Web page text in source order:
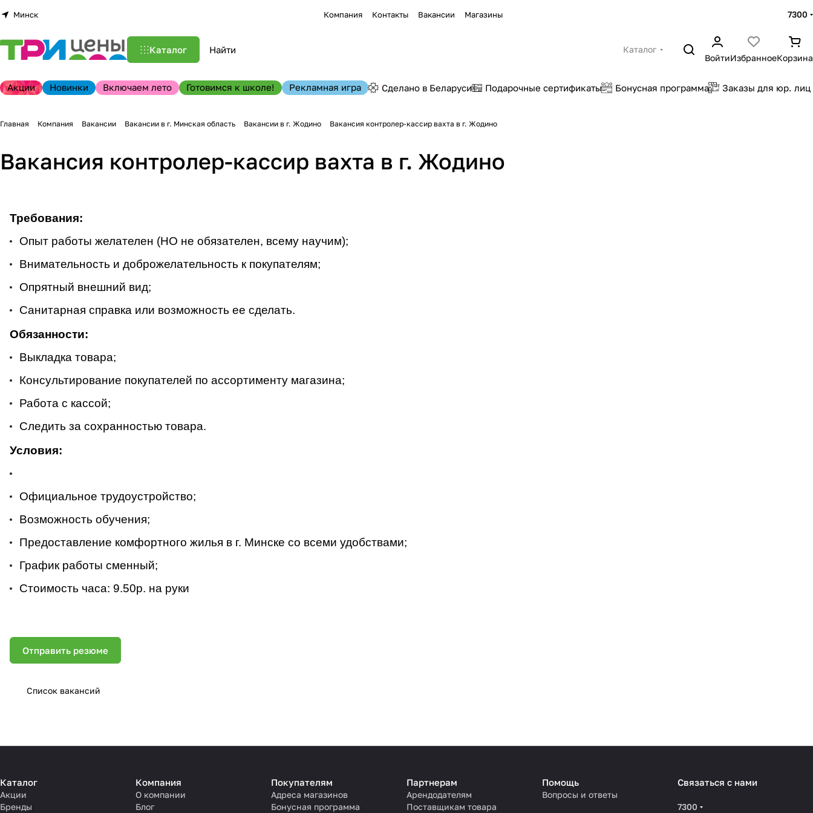
Минск Компания Контакты Вакансии Магазины 7300
Каталог
Каталог
ВойтиИзбранноеКорзина
Акции Новинки Включаем лето Готовимся к школе! Рекламная игра Сделано в Беларуси Подарочные сертификаты Бонусная программа Заказы для юр. лиц
Главная Компания Вакансии Вакансии в г. Минская область Вакансии в г. Жодино Вакансия контролер-кассир вахта в г. Жодино
Вакансия контролер-кассир вахта в г. Жодино
Требования:
Опыт работы желателен (НО не обязателен, всему научим);
Внимательность и доброжелательность к покупателям;
Опрятный внешний вид;
Санитарная справка или возможность ее сделать.
Обязанности:
Выкладка товара;
Консультирование покупателей по ассортименту магазина;
Работа с кассой;
Следить за сохранностью товара.
Условия:
Официальное трудоустройство;
Возможность обучения;
Предоставление комфортного жилья в г. Минске со всеми удобствами;
График работы сменный;
Стоимость часа: 9.50р. на руки
Отправить резюме
Список вакансий
Каталог
Акции
Бренды
Компания
О компании
Блог
Покупателям
Адреса магазинов
Бонусная программа
Партнерам
Арендодателям
Поставщикам товара
Помощь
Вопросы и ответы
Связаться с нами
7300